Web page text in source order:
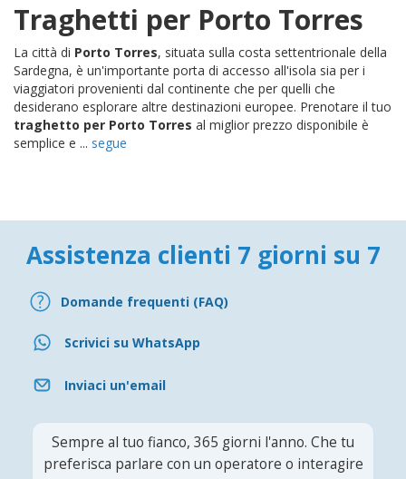
Traghetti per Porto Torres
La città di Porto Torres, situata sulla costa settentrionale della
Sardegna, è un'importante porta di accesso all'isola sia per i
viaggiatori provenienti dal continente che per quelli che
desiderano esplorare altre destinazioni europee. Prenotare il tuo
traghetto per Porto Torres al miglior prezzo disponibile è
semplice e ... segue
Assistenza clienti 7 giorni su 7
Domande frequenti (FAQ)
Scrivici su WhatsApp
Inviaci un'email
Sempre al tuo fianco, 365 giorni l'anno. Che tu
preferisca parlare con un operatore o interagire